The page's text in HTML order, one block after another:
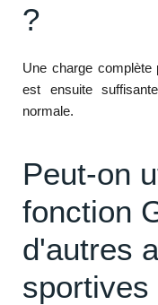
?
Une charge complète
est ensuite
normale.
Peut-on
fonction
d'autres
sportives